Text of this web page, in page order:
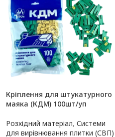
Кріплення для штукатурного
маяка (КДМ) 100шт/уп
Розхідний матеріал, Системи
для вирівнювання плитки (СВП)